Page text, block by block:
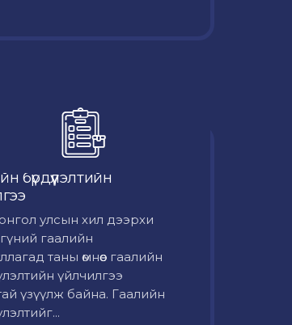
бүрдүүлэлтийн
улсын хил дээрхи
гаалийн
таны өмнөөс гаалийн
үйлчилгээ
үзүүлж байна. Гаалийн